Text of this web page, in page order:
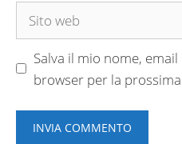
Sito
Salva il mio nome,
browser per la